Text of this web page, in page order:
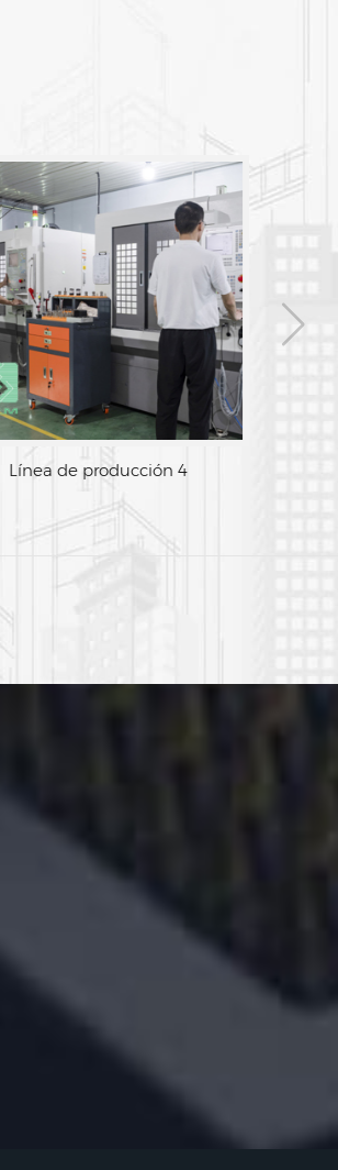
Línea de producción 4